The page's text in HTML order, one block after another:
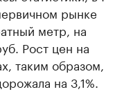
рынке
метр, на
Рост цен на
таким образом,
на 3,1%.